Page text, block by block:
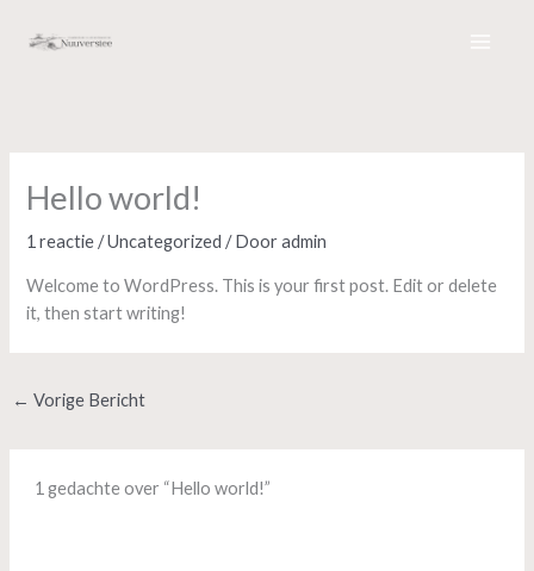
naar
Hello world!
1 reactie /Uncategorized / Dooradmin
Welcome to WordPress. This is your first post. Edit or delete
it, then start writing!
← Vorige Bericht
1 gedachte over “Hello world!”